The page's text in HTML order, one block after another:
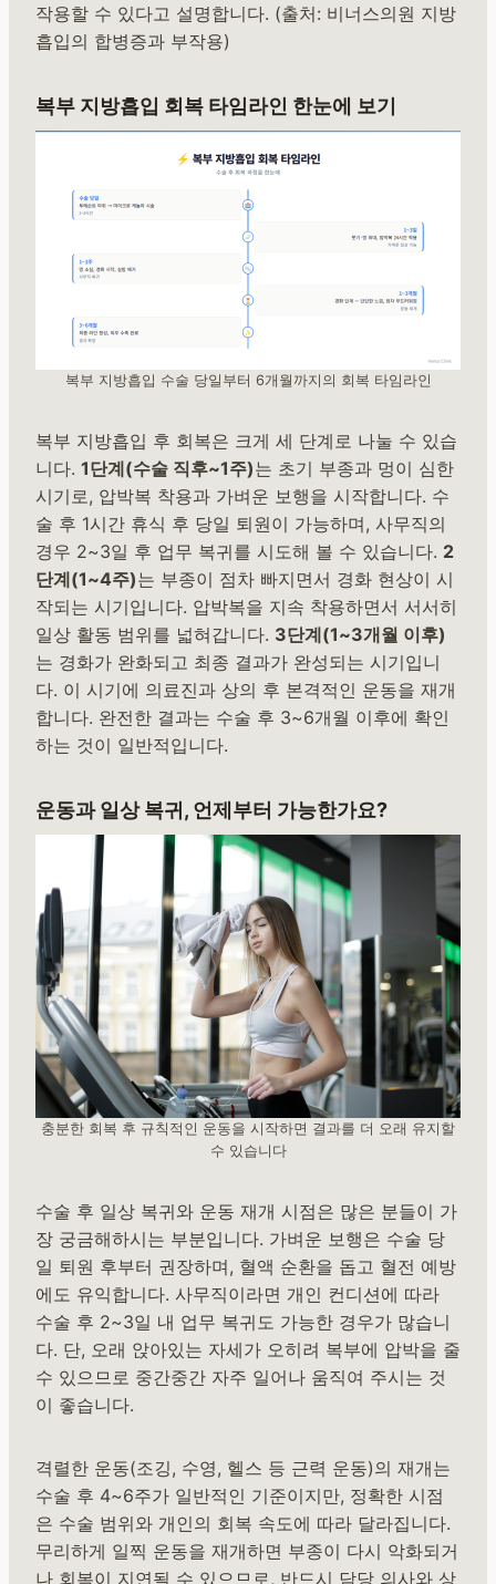
작용할 수 있다고 설명합니다. (출처: 비너스의원 지방
흡입의 합병증과 부작용)
복부 지방흡입 회복 타임라인 한눈에 보기
복부 지방흡입 수술 당일부터 6개월까지의 회복 타임라인
복부 지방흡입 후 회복은 크게 세 단계로 나눌 수 있습
니다. 1단계(수술 직후~1주)는 초기 부종과 멍이 심한
시기로, 압박복 착용과 가벼운 보행을 시작합니다. 수
술 후 1시간 휴식 후 당일 퇴원이 가능하며, 사무직의
경우 2~3일 후 업무 복귀를 시도해 볼 수 있습니다. 2
단계(1~4주)는 부종이 점차 빠지면서 경화 현상이 시
작되는 시기입니다. 압박복을 지속 착용하면서 서서히
일상 활동 범위를 넓혀갑니다. 3단계(1~3개월 이후)
는 경화가 완화되고 최종 결과가 완성되는 시기입니
다. 이 시기에 의료진과 상의 후 본격적인 운동을 재개
합니다. 완전한 결과는 수술 후 3~6개월 이후에 확인
하는 것이 일반적입니다.
운동과 일상 복귀, 언제부터 가능한가요?
충분한 회복 후 규칙적인 운동을 시작하면 결과를 더 오래 유지할
수 있습니다
수술 후 일상 복귀와 운동 재개 시점은 많은 분들이 가
장 궁금해하시는 부분입니다. 가벼운 보행은 수술 당
일 퇴원 후부터 권장하며, 혈액 순환을 돕고 혈전 예방
에도 유익합니다. 사무직이라면 개인 컨디션에 따라
수술 후 2~3일 내 업무 복귀도 가능한 경우가 많습니
다. 단, 오래 앉아있는 자세가 오히려 복부에 압박을 줄
수 있으므로 중간중간 자주 일어나 움직여 주시는 것
이 좋습니다.
격렬한 운동(조깅, 수영, 헬스 등 근력 운동)의 재개는
수술 후 4~6주가 일반적인 기준이지만, 정확한 시점
은 수술 범위와 개인의 회복 속도에 따라 달라집니다.
무리하게 일찍 운동을 재개하면 부종이 다시 악화되거
나 회복이 지연될 수 있으므로, 반드시 담당 의사와 상